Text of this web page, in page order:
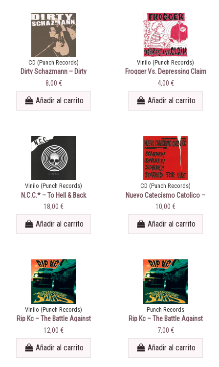
CD (Punch Records)
Dirty Schazmann ‎– Dirty
Schazmann
8,00 €
Añadir al carrito
Vinilo (Punch Records)
Frogger Vs. Depressing Claim
‎– Bang Bang
4,00 €
Añadir al carrito
Vinilo (Punch Records)
N.C.C.* ‎– To Hell & Back
18,00 €
Añadir al carrito
CD (Punch Records)
Nuevo Catecismo Catolico ‎–
Scarred For Life
10,00 €
Añadir al carrito
Vinilo (Punch Records)
Rip Kc ‎– The Battle Against
Inner Spirits
12,00 €
Añadir al carrito
Punch Records
Rip Kc ‎– The Battle Against
Inner Spirits (CD)
7,00 €
Añadir al carrito